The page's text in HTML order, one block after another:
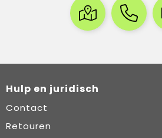
Hulp en juridisch
Contact
Retouren